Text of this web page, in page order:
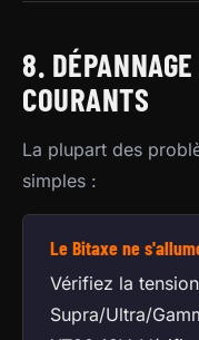
8.
COURANTS
La plupart des
simples :
Le Bitaxe ne
Vérifiez la
Supra/Ultra/